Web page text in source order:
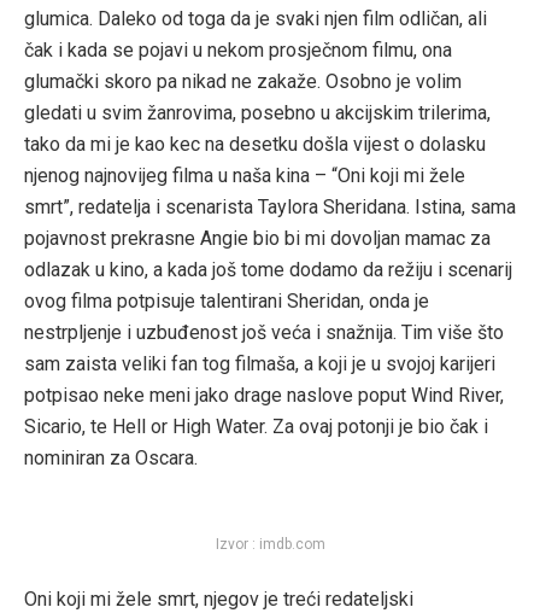
glumica. Daleko od toga da je svaki njen film odličan, ali
čak i kada se pojavi u nekom prosječnom filmu, ona
glumački skoro pa nikad ne zakaže. Osobno je volim
gledati u svim žanrovima, posebno u akcijskim trilerima,
tako da mi je kao kec na desetku došla vijest o dolasku
njenog najnovijeg filma u naša kina – “Oni koji mi žele
smrt”, redatelja i scenarista Taylora Sheridana. Istina, sama
pojavnost prekrasne Angie bio bi mi dovoljan mamac za
odlazak u kino, a kada još tome dodamo da režiju i scenarij
ovog filma potpisuje talentirani Sheridan, onda je
nestrpljenje i uzbuđenost još veća i snažnija. Tim više što
sam zaista veliki fan tog filmaša, a koji je u svojoj karijeri
potpisao neke meni jako drage naslove poput Wind River,
Sicario, te Hell or High Water. Za ovaj potonji je bio čak i
nominiran za Oscara.
Izvor : imdb.com
Oni koji mi žele smrt, njegov je treći redateljski